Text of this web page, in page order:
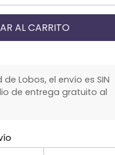
AL CARRITO
Lobos, el envío es SIN
de entrega gratuito al